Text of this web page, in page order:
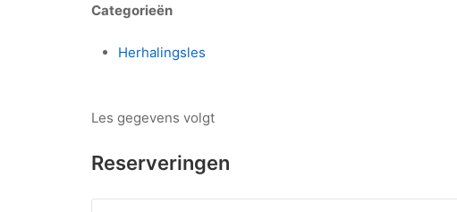
Categorieën
Herhalingsles
Les gegevens volgt
Reserveringen